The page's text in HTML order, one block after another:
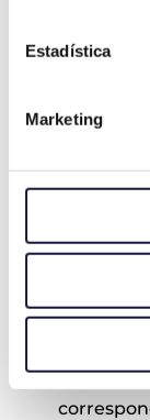
Estadística
Marketing
Valencia,
multitud
por agua.
daño
entrada
pericial y